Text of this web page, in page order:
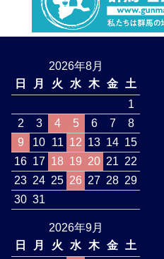
2026年8月
日
月 火 水 木 金
土
1
2
3 4 5 6 7
8
9
10 11 12 13 14 15
16 17 18 19 20 21 22
23 24 25 26 27 28 29
30 31
2026年9月
日
月 火 水 木 金
土